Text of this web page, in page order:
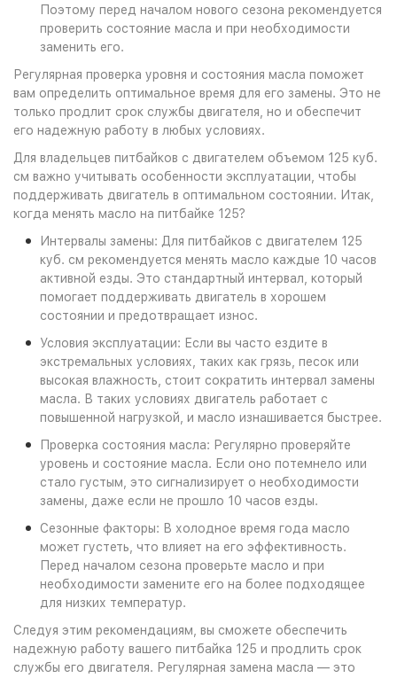
Поэтому перед началом нового сезона рекомендуется
проверить состояние масла и при необходимости
заменить его.
Регулярная проверка уровня и состояния масла поможет
вам определить оптимальное время для его замены. Это не
только продлит срок службы двигателя, но и обеспечит
его надежную работу в любых условиях.
Для владельцев питбайков с двигателем объемом 125 куб.
см важно учитывать особенности эксплуатации, чтобы
поддерживать двигатель в оптимальном состоянии. Итак,
когда менять масло на питбайке 125?
Интервалы замены: Для питбайков с двигателем 125
куб. см рекомендуется менять масло каждые 10 часов
активной езды. Это стандартный интервал, который
помогает поддерживать двигатель в хорошем
состоянии и предотвращает износ.
Условия эксплуатации: Если вы часто ездите в
экстремальных условиях, таких как грязь, песок или
высокая влажность, стоит сократить интервал замены
масла. В таких условиях двигатель работает с
повышенной нагрузкой, и масло изнашивается быстрее.
Проверка состояния масла: Регулярно проверяйте
уровень и состояние масла. Если оно потемнело или
стало густым, это сигнализирует о необходимости
замены, даже если не прошло 10 часов езды.
Сезонные факторы: В холодное время года масло
может густеть, что влияет на его эффективность.
Перед началом сезона проверьте масло и при
необходимости замените его на более подходящее
для низких температур.
Следуя этим рекомендациям, вы сможете обеспечить
надежную работу вашего питбайка 125 и продлить срок
службы его двигателя. Регулярная замена масла — это